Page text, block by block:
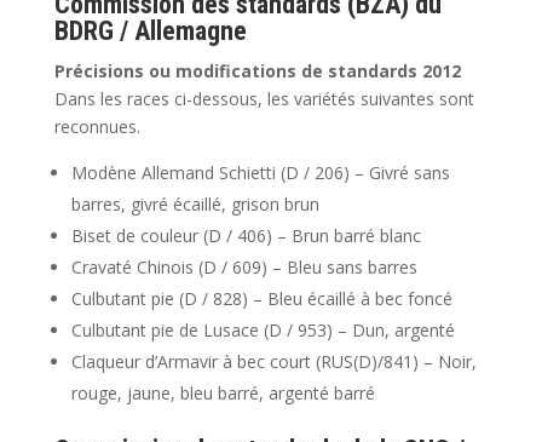
BDRG / Allemagne
Précisions ou modifications de standards 2012
Dans les races ci-dessous, les variétés suivantes sont
reconnues.
Modène Allemand Schietti (D / 206) – Givré sans
barres, givré écaillé, grison brun
Biset de couleur (D / 406) – Brun barré blanc
Cravaté Chinois (D / 609) – Bleu sans barres
Culbutant pie (D / 828) – Bleu écaillé à bec foncé
Culbutant pie de Lusace (D / 953) – Dun, argenté
Claqueur d’Armavir à bec court (RUS(D)/841) – Noir,
rouge, jaune, bleu barré, argenté barré